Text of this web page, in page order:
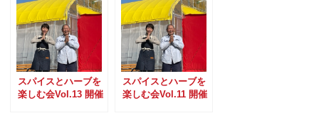
スパイスとハーブを
楽しむ会Vol.13 開催
スパイスとハーブを
楽しむ会Vol.11 開催